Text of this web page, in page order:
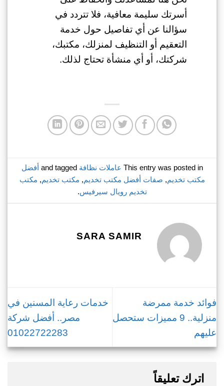
أسرتك سليمة معافية، فلا تتردد في
سؤالنا عن أي تفاصيل حول خدمة
التعقيم أو التنظيف لمنزلك، مكتبك،
شركتك، أو أي منشأة تحتاج لذلك.
This entry was posted in عاملات نظافة and tagged
أفضل
مكتب تخديم, صفات أفضل مكتب تخديم, مكتب تخديم, مكتب
تخديم رويال سيرفيس.
SARA SAMIR
فوائد خدمة ممرضة
منزلية.. 9 مميزات ستحصل
عليهم
خدمات رعاية المسنين في
مصر.. أفضل شركة
01022722283
اترك تعليقاً